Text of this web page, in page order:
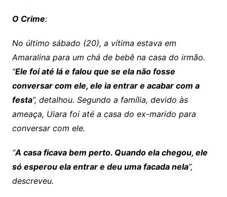
O Crime:
No último sábado (20), a vítima estava em
Amaralina para um chá de bebê na casa do irmão.
“Ele foi até lá e falou que se ela não fosse
conversar com ele, ele ia entrar e acabar com a
festa”, detalhou. Segundo a família, devido às
ameaça, Uiara foi até a casa do ex-marido para
conversar com ele.
“A casa ficava bem perto. Quando ela chegou, ele
só esperou ela entrar e deu uma facada nela”,
descreveu.